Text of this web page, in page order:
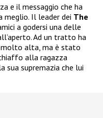
e il messaggio che ha
Il leader dei The
a godersi una delle
Ad un tratto ha
molto alta, ma è stato
alla ragazza
sua supremazia che lui